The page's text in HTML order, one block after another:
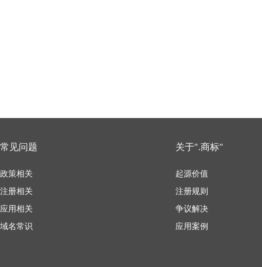
常见问题
政策相关
注册相关
应用相关
域名常识
关于".商标"
起源价值
注册规则
争议解决
应用案例